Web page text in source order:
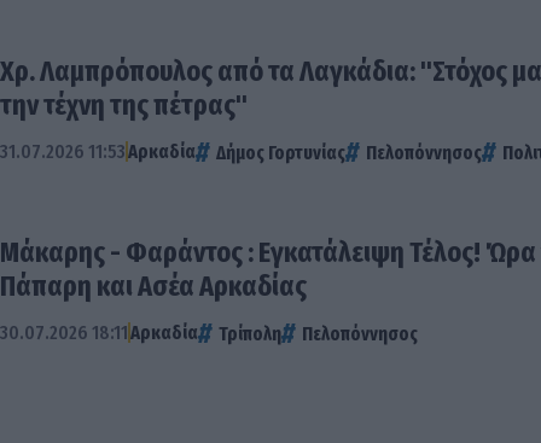
Χρ. Λαμπρόπουλος από τα Λαγκάδια: "Στόχος
την τέχνη της πέτρας"
31.07.2026 11:53Αρκαδία Δήμος Γορτυνίας Πελοπόννησος
Μάκαρης - Φαράντος : Εγκατάλειψη Τέλος! Ώρα
Πάπαρη και Ασέα Αρκαδίας
30.07.2026 18:11Αρκαδία Τρίπολη Πελοπόννησος